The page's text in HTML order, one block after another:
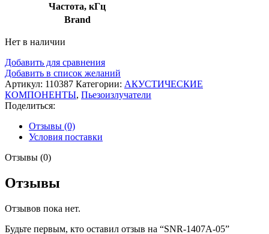
Частота, кГц
Brand
Нет в наличии
Добавить для сравнения
Добавить в список желаний
Артикул: 110387 Категории: АКУСТИЧЕСКИЕ
КОМПОНЕНТЫ, Пьезоизлучатели
Поделиться:
Отзывы (0)
Условия поставки
Отзывы (0)
Отзывы
Отзывов пока нет.
Будьте первым, кто оставил отзыв на “SNR-1407A-05”